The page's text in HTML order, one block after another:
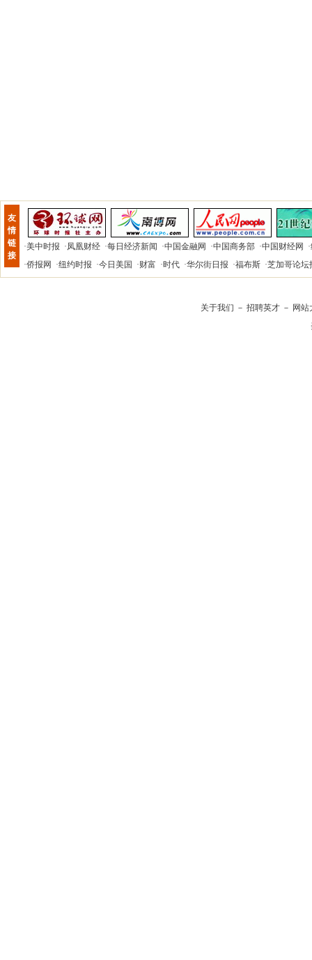
友
情
链
接
·美中时报 ·凤凰财经 ·每日经济新闻 ·中国金融网 ·中国商务部 ·中国财经网 ·
·侨报网 ·纽约时报 ·今日美国 ·财富 ·时代 ·华尔街日报 ·福布斯 ·芝加哥论坛
关于我们 － 招聘英才 － 网站